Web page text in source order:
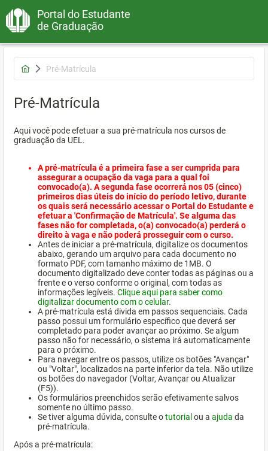
Portal do Estudante
de Graduação
Pré-Matrícula
Pré-Matrícula
Aqui você pode efetuar a sua pré-matrícula nos cursos de
graduação da UEL.
A pré-matrícula é a primeira fase a ser cumprida para
assegurar a ocupação da vaga para a qual foi
convocado(a). A segunda fase ocorrerá nos 05 (cinco)
primeiros dias úteis do início do período letivo, durante
os quais será necessário acessar o Portal do Estudante e
efetuar a 'Confirmação de Matrícula'. Se alguma das
fases não for completada, o(a) convocado(a) perderá o
direito à vaga e não poderá prosseguir com o curso.
Antes de iniciar a pré-matrícula, digitalize os documentos
abaixo, gerando um arquivo para cada documento no
formato PDF, com tamanho máximo de 1MB. O
documento digitalizado deve conter todas as páginas ou a
frente e o verso conforme o original, com todas as
informações legíveis. Clique aqui para saber como
digitalizar documento com o celular.
A pré-matrícula está divida em passos sequenciais. Cada
passo possui um formulário específico que deverá ser
completado para poder avançar ao próximo. Se algum
passo não for necessário, o sistema irá automaticamente
para o próximo.
Para navegar entre os passos, utilize os botões "Avançar"
ou "Voltar", localizados na parte inferior da tela. Não utilize
os botões do navegador (Voltar, Avançar ou Atualizar
(F5)).
Os formulários preenchidos serão efetivamente salvos
somente no último passo.
Se tiver alguma dúvida, consulte otutorial ou a ajuda da
pré-matrícula.
Após a pré-matrícula: